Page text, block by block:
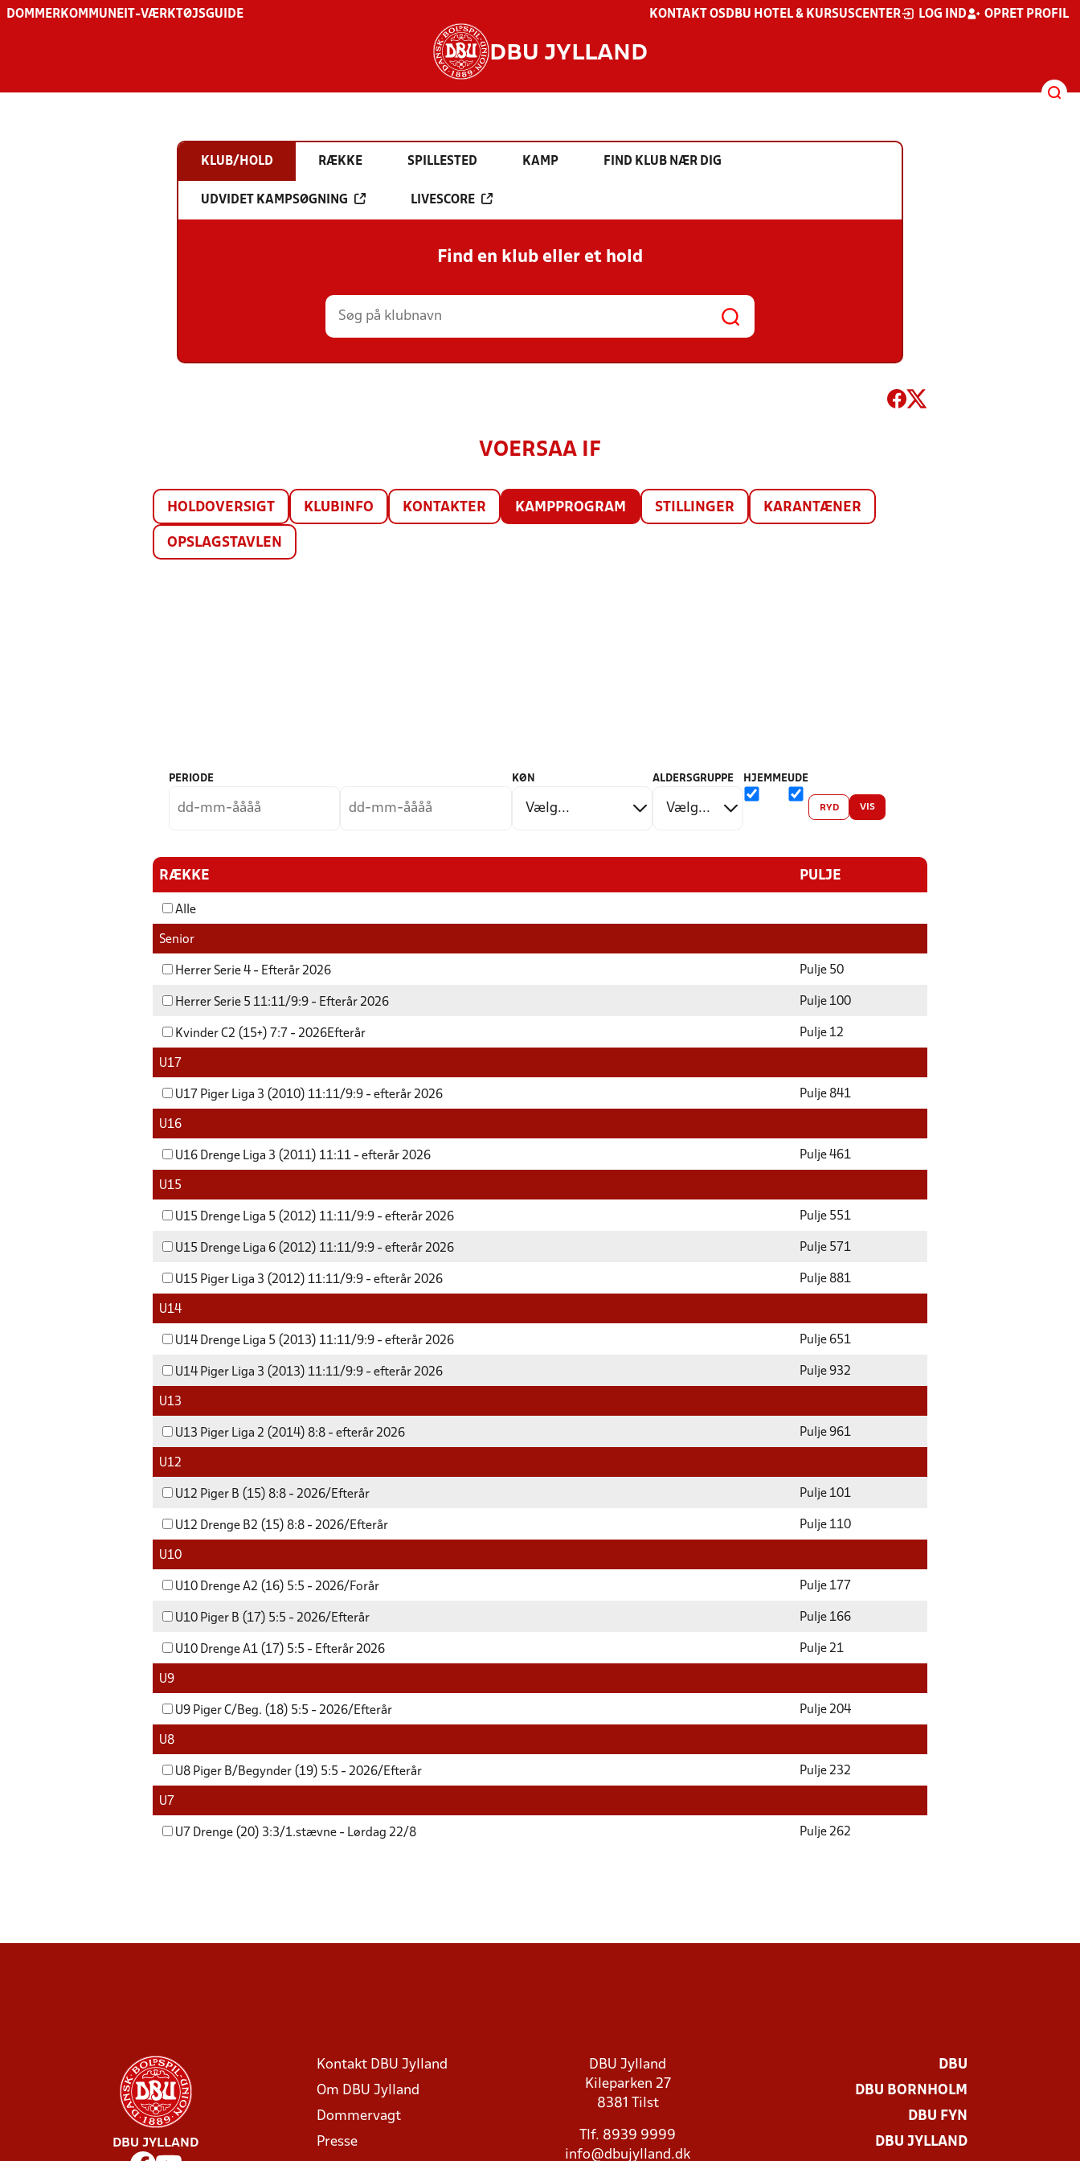
DOMMER KOMMUNE IT-VÆRKTØJSGUIDE KONTAKT OS DBU HOTEL & KURSUSCENTER LOG IND OPRET PROFIL
DBU JYLLAND
KLUB/HOLD RÆKKE SPILLESTED KAMP FIND KLUB NÆR DIG
UDVIDET KAMPSØGNING LIVESCORE
Find en klub eller et hold
VOERSAA IF
HOLDOVERSIGT KLUBINFO KONTAKTER KAMPPROGRAM STILLINGER KARANTÆNER
OPSLAGSTAVLEN
PERIODE KØN ALDERSGRUPPE HJEMMEUDE
RYD VIS
RÆKKE PULJE
Alle
Senior
Herrer Serie 4 - Efterår 2026 Pulje 50
Herrer Serie 5 11:11/9:9 - Efterår 2026 Pulje 100
Kvinder C2 (15+) 7:7 - 2026Efterår Pulje 12
U17
U17 Piger Liga 3 (2010) 11:11/9:9 - efterår 2026 Pulje 841
U16
U16 Drenge Liga 3 (2011) 11:11 - efterår 2026 Pulje 461
U15
U15 Drenge Liga 5 (2012) 11:11/9:9 - efterår 2026 Pulje 551
U15 Drenge Liga 6 (2012) 11:11/9:9 - efterår 2026 Pulje 571
U15 Piger Liga 3 (2012) 11:11/9:9 - efterår 2026 Pulje 881
U14
U14 Drenge Liga 5 (2013) 11:11/9:9 - efterår 2026 Pulje 651
U14 Piger Liga 3 (2013) 11:11/9:9 - efterår 2026 Pulje 932
U13
U13 Piger Liga 2 (2014) 8:8 - efterår 2026 Pulje 961
U12
U12 Piger B (15) 8:8 - 2026/Efterår Pulje 101
U12 Drenge B2 (15) 8:8 - 2026/Efterår Pulje 110
U10
U10 Drenge A2 (16) 5:5 - 2026/Forår Pulje 177
U10 Piger B (17) 5:5 - 2026/Efterår Pulje 166
U10 Drenge A1 (17) 5:5 - Efterår 2026 Pulje 21
U9
U9 Piger C/Beg. (18) 5:5 - 2026/Efterår Pulje 204
U8
U8 Piger B/Begynder (19) 5:5 - 2026/Efterår Pulje 232
U7
U7 Drenge (20) 3:3/1.stævne - Lørdag 22/8 Pulje 262
DBU JYLLAND
Kontakt DBU Jylland
Om DBU Jylland
Dommervagt
Presse
DBU Jylland
Kileparken 27
8381 Tilst
Tlf. 8939 9999
info@dbujylland.dk
DBU
DBU BORNHOLM
DBU FYN
DBU JYLLAND